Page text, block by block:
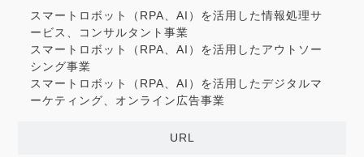
スマートロボット（RPA、AI）を活用した情報処理サ
ービス、コンサルタント事業
スマートロボット（RPA、AI）を活用したアウトソー
シング事業
スマートロボット（RPA、AI）を活用したデジタルマ
ーケティング、オンライン広告事業
URL